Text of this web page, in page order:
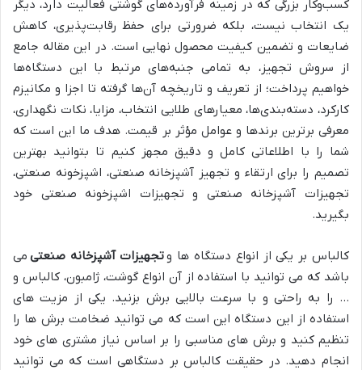
کسب‌وکار بزرگی که در زمینه فرآورده‌های گوشتی فعالیت دارد، دیگر
یک انتخاب نیست، بلکه ضرورتی برای حفظ رقابت‌پذیری، کاهش
ضایعات و تضمین کیفیت محصول نهایی است. در این مقاله جامع
از سروش تجهیز، به تمامی جنبه‌های مرتبط با این دستگاه‌ها
خواهیم پرداخت؛ از تعریف و تاریخچه آن‌ها گرفته تا اجزا و مکانیزم
کارکرد، دسته‌بندی‌ها، معیارهای طلایی انتخاب، مزایا، نکات نگهداری،
معرفی برترین برندها و عوامل مؤثر بر قیمت. هدف ما این است که
شما را با اطلاعاتی کامل و دقیق مجهز کنیم تا بتوانید بهترین
تصمیم را برای ارتقاء و تجهیز آشپزخانه صنعتی، اشپزخونه صنعتی،
تجهیزات آشپزخانه صنعتی و تجهیزات اشپزخونه صنعتی خود
بگیرید.
کالباس بر یکی از انواع دستگاه ها وتجهیزات آشپزخانه صنعتی می
باشد که می توانید با استفاده از آن انواع گوشت، ژامبون، کالباس و
… را به راحتی و با سرعت بالایی برش بزنید. یکی از مزیت های
استفاده از این دستگاه این است که می توانید ضخامت برش ها را
تنظیم کنید و برش های مناسبی را بر اساس نیاز مشتری های خود
انجام دهید. در حقیقت کالباس بر دستگاهی است که می توانید